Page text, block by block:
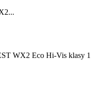
WX2 Eco Hi-Vis klasy 1